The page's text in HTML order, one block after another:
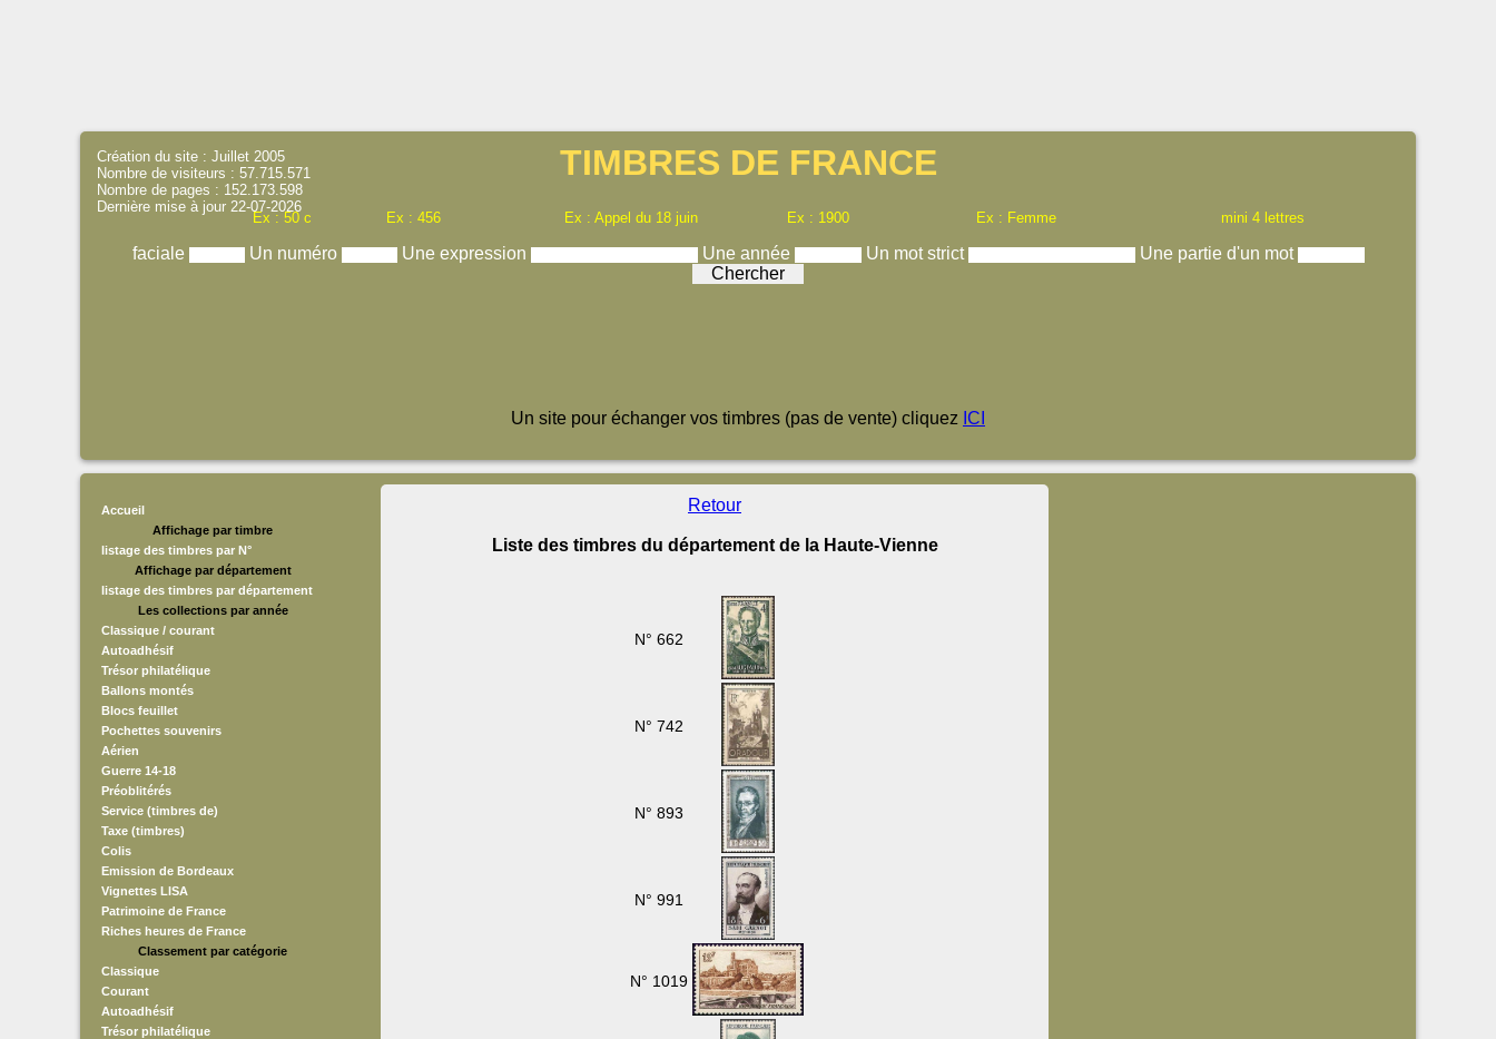
TIMBRES DE FRANCE
Ex : 50 c Ex : 456 Ex : Appel du 18 juin Ex : 1900 Ex : Femme mini 4 lettres
faciale Un numéro Une expression Une année Un mot strict Une partie d'un mot
Création du site : Juillet 2005
Nombre de visiteurs : 57.715.571
Nombre de pages : 152.173.598
Dernière mise à jour 22-07-2026
Un site pour échanger vos timbres (pas de vente) cliquez ICI
Accueil
Affichage par timbre
listage des timbres par N°
Affichage par département
listage des timbres par département
Les collections par année
Classique / courant
Autoadhésif
Trésor philatélique
Ballons montés
Blocs feuillet
Pochettes souvenirs
Aérien
Guerre 14-18
Préoblitérés
Service (timbres de)
Taxe (timbres)
Colis
Emission de Bordeaux
Vignettes LISA
Patrimoine de France
Riches heures de France
Classement par catégorie
Classique
Courant
Autoadhésif
Trésor philatélique
Retour
Liste des timbres du département de la Haute-Vienne
N° 662
N° 742
N° 893
N° 991
N° 1019